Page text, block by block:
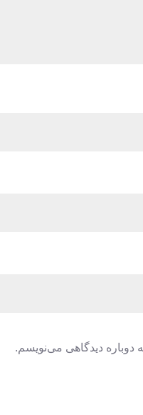
دوباره دیدگاهی می‌نویسم.